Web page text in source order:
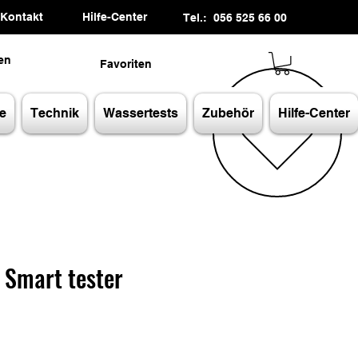
Kontakt Hilfe-Center Tel.: 056 525 66 00
Favoriten
Technik Wassertests Zubehör Hilfe-Center
Smart tester